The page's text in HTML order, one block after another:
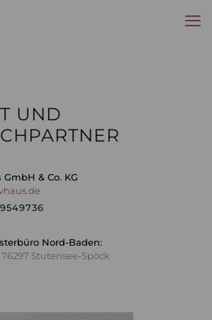
UND
& Co. KG
Nord-Baden:
Stutensee-Spöck